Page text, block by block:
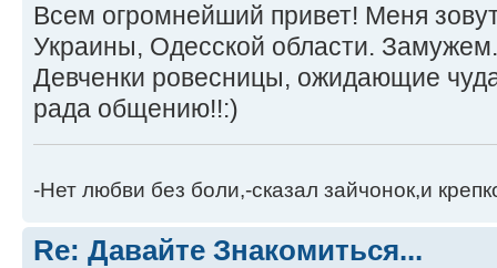
Всем огромнейший привет! Меня
Украины, Одесской области.
Девченки ровесницы, ожидающие
рада общению!!:)
-Нет любви без боли,-сказал зайчонок,и
Re: Давайте Знакомиться...